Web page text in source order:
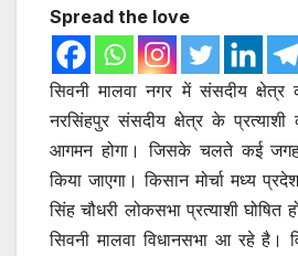
Spread the love
सिवनी मालवा नगर में संसदीय क्षेत्र
नरसिंहपुर संसदीय क्षेत्र के
आगमन होगा। जिसके चलते कई जगह
किया जाएगा। किसान मोर्चा मध्य
सिंह चौधरी लोकसभा प्रत्याशी घोषित
सिवनी मालवा विधानसभा आ रहे है।